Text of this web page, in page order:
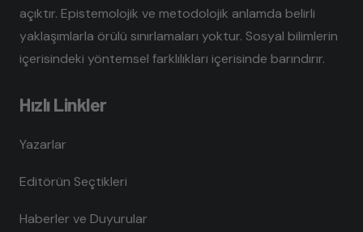
açıktır. Epistemolojik ve metodolojik anlamda belirli
yaklaşımlarla örülü sınırlamaları yoktur. Sosyal bilimlerin
içerisindeki yöntemsel farklılıkları içerisinde barındırır.
Hızlı Linkler
Yazarlar
Editörün Seçtikleri
Haberler ve Duyurular